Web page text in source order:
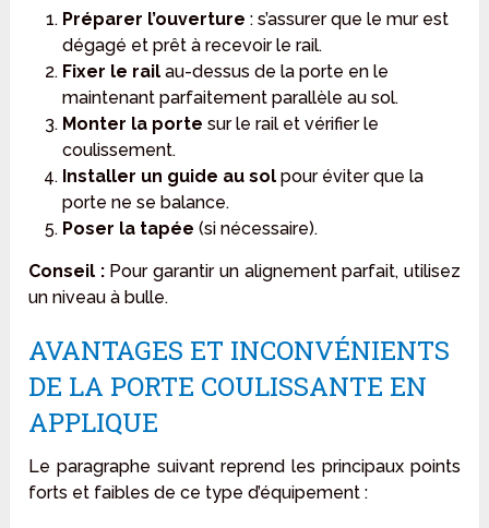
Préparer l’ouverture : s’assurer que le mur est
dégagé et prêt à recevoir le rail.
Fixer le railau-dessus de la porte en le
maintenant parfaitement parallèle au sol.
Monter la porte sur le rail et vérifier le
coulissement.
Installer un guide au solpour éviter que la
porte ne se balance.
Poser la tapée (si nécessaire).
Conseil :Pour garantir un alignement parfait, utilisez
un niveau à bulle.
AVANTAGES ET INCONVÉNIENTS
DE LA PORTE COULISSANTE EN
APPLIQUE
Le paragraphe suivant reprend les principaux points
forts et faibles de ce type d’équipement :